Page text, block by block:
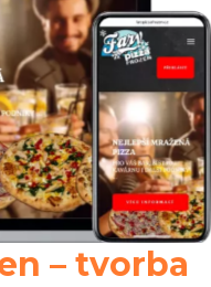
– tvorba